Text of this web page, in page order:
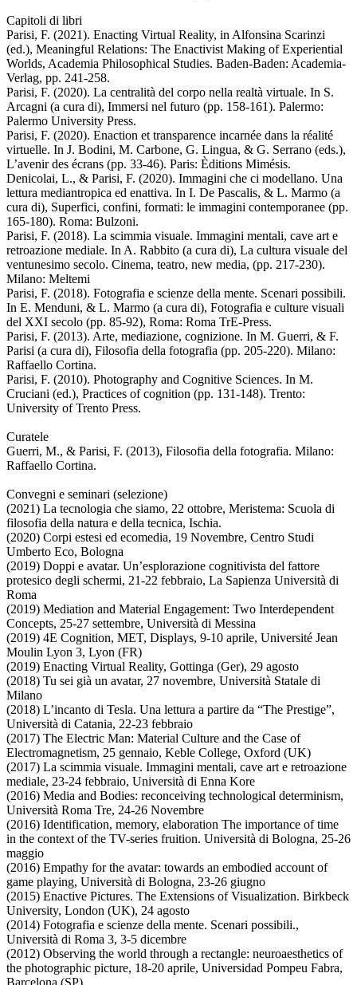
Capitoli di libri
Parisi, F. (2021). Enacting Virtual Reality, in Alfonsina Scarinzi
(ed.), Meaningful Relations: The Enactivist Making of Experiential
Worlds, Academia Philosophical Studies. Baden-Baden: Academia-
Verlag, pp. 241-258.
Parisi, F. (2020). La centralità del corpo nella realtà virtuale. In S.
Arcagni (a cura di), Immersi nel futuro (pp. 158-161). Palermo:
Palermo University Press.
Parisi, F. (2020). Enaction et transparence incarnée dans la réalité
virtuelle. In J. Bodini, M. Carbone, G. Lingua, & G. Serrano (eds.),
L’avenir des écrans (pp. 33-46). Paris: Èditions Mimésis.
Denicolai, L., & Parisi, F. (2020). Immagini che ci modellano. Una
lettura mediantropica ed enattiva. In I. De Pascalis, & L. Marmo (a
cura di), Superfici, confini, formati: le immagini contemporanee (pp.
165-180). Roma: Bulzoni.
Parisi, F. (2018). La scimmia visuale. Immagini mentali, cave art e
retroazione mediale. In A. Rabbito (a cura di), La cultura visuale del
ventunesimo secolo. Cinema, teatro, new media, (pp. 217-230).
Milano: Meltemi
Parisi, F. (2018). Fotografia e scienze della mente. Scenari possibili.
In E. Menduni, & L. Marmo (a cura di), Fotografia e culture visuali
del XXI secolo (pp. 85-92), Roma: Roma TrE-Press.
Parisi, F. (2013). Arte, mediazione, cognizione. In M. Guerri, & F.
Parisi (a cura di), Filosofia della fotografia (pp. 205-220). Milano:
Raffaello Cortina.
Parisi, F. (2010). Photography and Cognitive Sciences. In M.
Cruciani (ed.), Practices of cognition (pp. 131-148). Trento:
University of Trento Press.
Curatele
Guerri, M., & Parisi, F. (2013), Filosofia della fotografia. Milano:
Raffaello Cortina.
Convegni e seminari (selezione)
(2021) La tecnologia che siamo, 22 ottobre, Meristema: Scuola di
filosofia della natura e della tecnica, Ischia.
(2020) Corpi estesi ed ecomedia, 19 Novembre, Centro Studi
Umberto Eco, Bologna
(2019) Doppi e avatar. Un’esplorazione cognitivista del fattore
protesico degli schermi, 21-22 febbraio, La Sapienza Università di
Roma
(2019) Mediation and Material Engagement: Two Interdependent
Concepts, 25-27 settembre, Università di Messina
(2019) 4E Cognition, MET, Displays, 9-10 aprile, Université Jean
Moulin Lyon 3, Lyon (FR)
(2019) Enacting Virtual Reality, Gottinga (Ger), 29 agosto
(2018) Tu sei già un avatar, 27 novembre, Università Statale di
Milano
(2018) L’incanto di Tesla. Una lettura a partire da “The Prestige”,
Università di Catania, 22-23 febbraio
(2017) The Electric Man: Material Culture and the Case of
Electromagnetism, 25 gennaio, Keble College, Oxford (UK)
(2017) La scimmia visuale. Immagini mentali, cave art e retroazione
mediale, 23-24 febbraio, Università di Enna Kore
(2016) Media and Bodies: reconceiving technological determinism,
Università Roma Tre, 24-26 Novembre
(2016) Identification, memory, elaboration The importance of time
in the context of the TV-series fruition. Università di Bologna, 25-26
maggio
(2016) Empathy for the avatar: towards an embodied account of
game playing, Università di Bologna, 23-26 giugno
(2015) Enactive Pictures. The Extensions of Visualization. Birkbeck
University, London (UK), 24 agosto
(2014) Fotografia e scienze della mente. Scenari possibili.,
Università di Roma 3, 3-5 dicembre
(2012) Observing the world through a rectangle: neuroaesthetics of
the photographic picture, 18-20 aprile, Universidad Pompeu Fabra,